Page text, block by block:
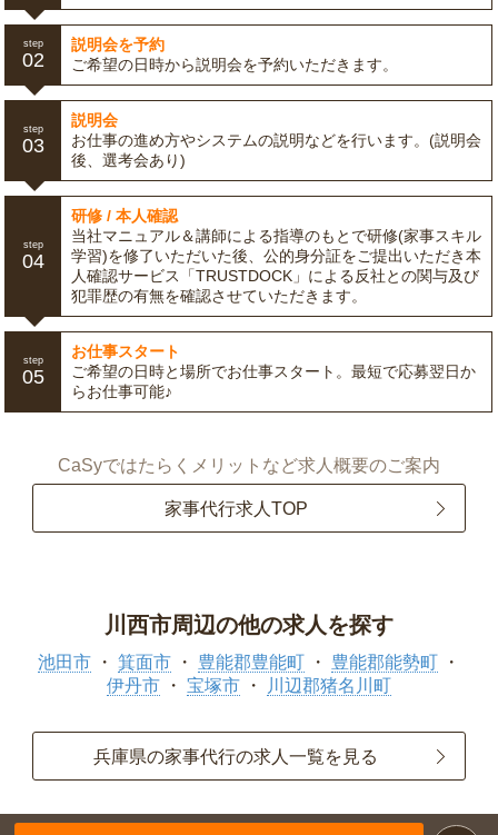
step
02
説明会を予約
ご希望の日時から説明会を予約いただきます。
step
03
説明会
お仕事の進め方やシステムの説明などを行います。(説明会
後、選考会あり)
step
04
研修 / 本人確認
当社マニュアル＆講師による指導のもとで研修(家事スキル
学習)を修了いただいた後、公的身分証をご提出いただき本
人確認サービス「TRUSTDOCK」による反社との関与及び
犯罪歴の有無を確認させていただきます。
step
05
お仕事スタート
ご希望の日時と場所でお仕事スタート。最短で応募翌日か
らお仕事可能♪
CaSyではたらくメリットなど求人概要のご案内
家事代行求人TOP
川西市周辺の他の求人を探す
池田市 箕面市 豊能郡豊能町
豊能郡能勢町
伊丹市
宝塚市 川辺郡猪名川町
兵庫県の家事代行の求人一覧を見る